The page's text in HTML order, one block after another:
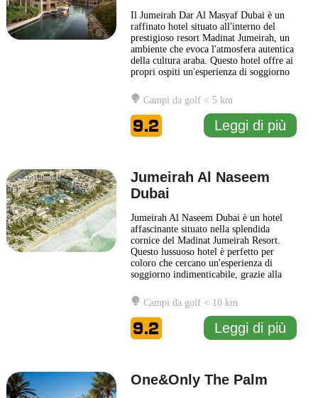
Il Jumeirah Dar Al Masyaf Dubai è un
raffinato hotel situato all'interno del
prestigioso resort Madinat Jumeirah, un
ambiente che evoca l'atmosfera autentica
della cultura araba. Questo hotel offre ai
propri ospiti un'esperienza di soggiorno
un design tradizionale, caratterizzato da
architetture ispirate ai vecchi souk e ai
palazzi arabi. Le camere e le suite
Leggi di più
Campi da golf < 5 km
9.2 Leggi di più
Jumeirah Al Naseem
Dubai
Jumeirah Al Naseem Dubai è un hotel
affascinante situato nella splendida
cornice del Madinat Jumeirah Resort.
Questo lussuoso hotel è perfetto per
coloro che cercano un'esperienza di
soggiorno indimenticabile, grazie alla
contemporanea e calore dell'ospitalità
araba. Le camere e le suite sono arredate
in modo raffinato, offrendo una vista
panoramica sul mare e sull'iconico ...
Leggi di più
Campi da golf < 10 km
9.2 Leggi di più
One&Only The Palm